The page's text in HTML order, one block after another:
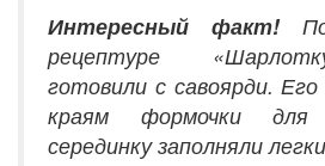
Интересный факт!По
рецептуре
готовили с савоярди.
краям формочки для
серединку заполняли